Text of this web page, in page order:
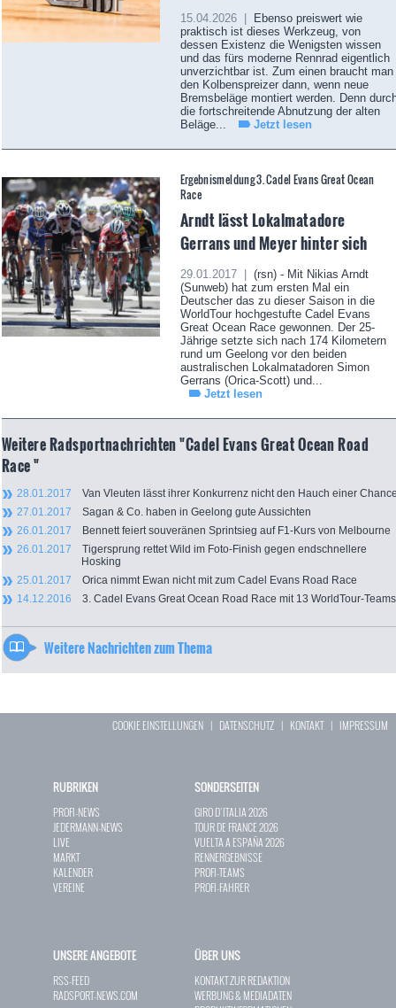
15.04.2026 |
Ebenso preiswert wie
praktisch ist dieses Werkzeug, von
dessen Existenz die Wenigsten wissen
und das fürs moderne Rennrad eigentlich
unverzichtbar ist. Zum einen braucht man
den Kolbenspreizer dann, wenn neue
Bremsbeläge montiert werden. Denn
die fortschreitende Abnutzung der alten
Beläge...
Jetzt lesen
Ergebnismeldung 3. Cadel Evans Great Ocean
Race
Arndt lässt Lokalmatadore
Gerrans und Meyer hinter sich
29.01.2017 |
(rsn) - Mit Nikias Arndt
(Sunweb) hat zum ersten Mal ein
Deutscher das zu dieser Saison in die
WorldTour hochgestufte Cadel Evans
Great Ocean Race gewonnen. Der 25-
Jährige setzte sich nach 174 Kilometern
rund um Geelong vor den beiden
australischen Lokalmatadoren Simon
Gerrans (Orica-Scott) und...
Jetzt lesen
Weitere Radsportnachrichten "Cadel Evans Great Ocean Road
Race "
28.01.2017 Van Vleuten lässt ihrer Konkurrenz nicht den Hauch einer
27.01.2017 Sagan & Co. haben in Geelong gute Aussichten
26.01.2017 Bennett feiert souveränen Sprintsieg auf F1-Kurs von Melbourne
26.01.2017 Tigersprung rettet Wild im Foto-Finish gegen endschnellere
Hosking
25.01.2017 Orica nimmt Ewan nicht mit zum Cadel Evans Road Race
14.12.2016 3. Cadel Evans Great Ocean Road Race mit 13 WorldTour-Teams
Weitere Nachrichten zum Thema
COOKIE EINSTELLUNGEN | DATENSCHUTZ | KONTAKT| IMPRESSUM
RUBRIKEN
PROFI-NEWS
JEDERMANN-NEWS
LIVE
MARKT
KALENDER
VEREINE
SONDERSEITEN
GIRO D`ITALIA 2026
TOUR DE FRANCE 2026
VUELTA A ESPAÑA 2026
RENNERGEBNISSE
PROFI-TEAMS
PROFI-FAHRER
UNSERE ANGEBOTE
RSS-FEED
RADSPORT-NEWS.COM
ÜBER UNS
KONTAKT ZUR REDAKTION
WERBUNG & MEDIADATEN